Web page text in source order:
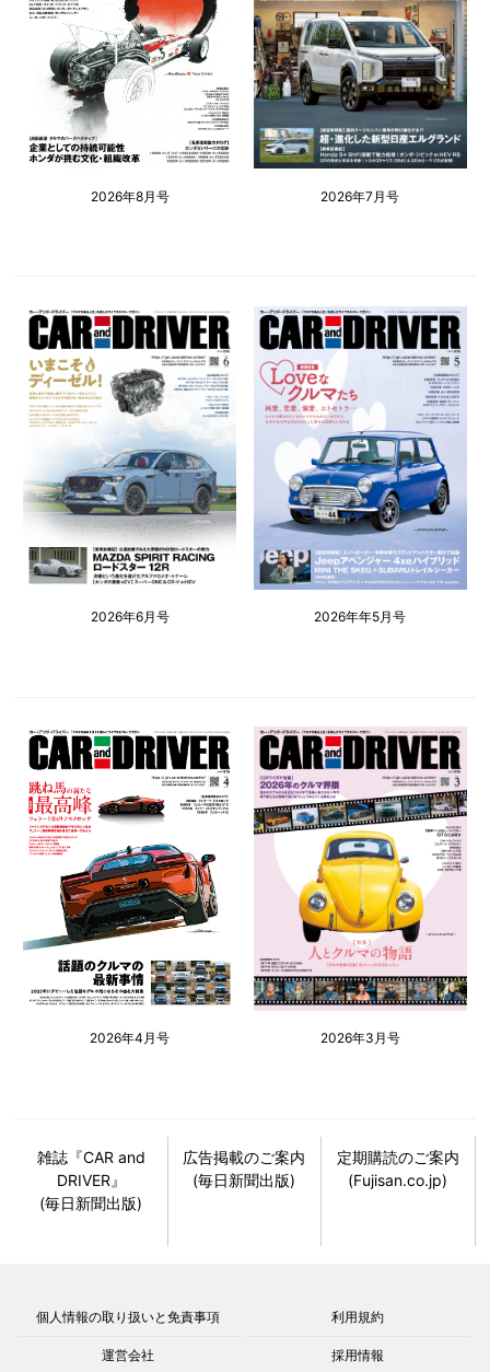
2026年8月号 2026年7月号
2026年6月号 2026年年5月号
2026年4月号 2026年3月号
雑誌『CAR and
DRIVER』
(毎日新聞出版)
広告掲載のご案内
(毎日新聞出版)
定期購読のご案内
(Fujisan.co.jp)
個人情報の取り扱いと免責事項 利用規約
運営会社 採用情報